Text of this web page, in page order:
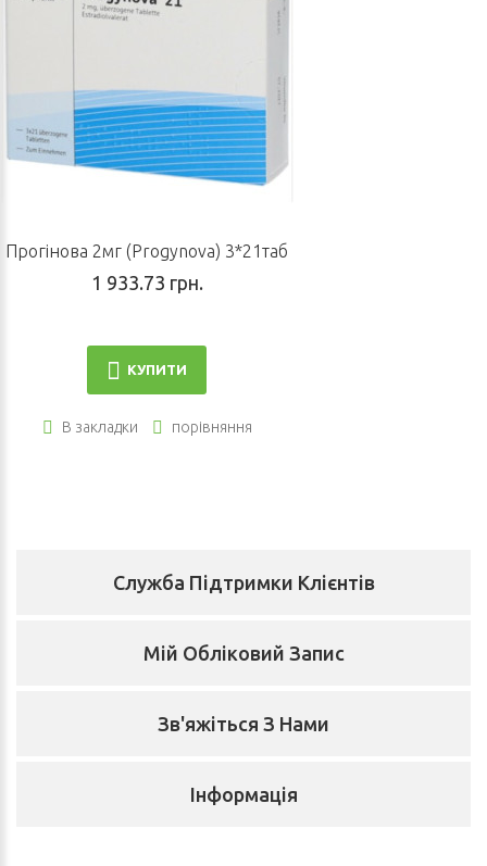
Прогінова 2мг (Progynova) 3*21таб
1 933.73 грн.
КУПИТИ
В закладки порівняння
Служба Підтримки Клієнтів
Мій Обліковий Запис
Зв'яжіться З Нами
Інформація